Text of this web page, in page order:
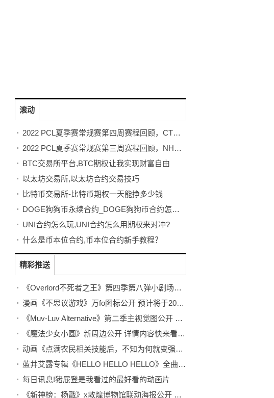
滚动
2022 PCL夏季赛常规赛第四周赛程回顾，CTG战队勇冠三军二夺周冠
2022 PCL夏季赛常规赛第三周赛程回顾，NH战队王者归来登顶周冠
BTC交易所平台,BTC期权让我实现财富自由
以太坊交易所,以太坊合约交易技巧
比特币交易所-比特币期权一天能挣多少钱
DOGE狗狗币永续合约_DOGE狗狗币合约怎么玩
UNI合约怎么玩,UNI合约怎么用期权来对冲?
什么是币本位合约,币本位合约新手教程？
精彩推送
《Overlord不死者之王》第四季第八弹小剧场公开 已于7月4日开始播出
漫画《不思议游戏》万fo图标公开 预计将于2022年9月面世
《Muv-Luv Alternative》第二季主视觉图公开 将于2022年10月5日开播
《魔法少女小圆》新周边公开 详情内容快来看看吧！
动画《点满农民相关技能后，不知为何就变强了。》主视觉图公布 将于2022年10月1日开始播出
蓝井艾露专辑《HELLO HELLO HELLO》全曲试听片段公开 已于8月17日发售
每日讯息!猪屁登是我看过的最好看的动画片
《新神榜：杨戬》x敦煌博物馆联动海报公开 详情内容快来看看吧！